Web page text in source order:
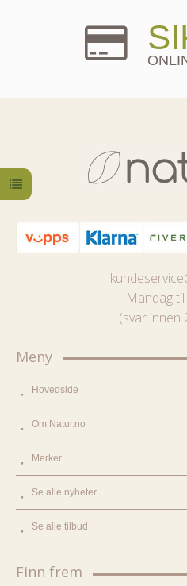
Mandag
(svar innen
Meny
Hovedside
Om Natur.no
Merker
Se alle nyheter
Se alle tilbud
Finn frem